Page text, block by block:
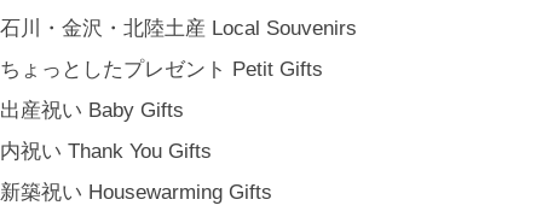
石川・金沢・北陸土産 Local Souvenirs
ちょっとしたプレゼント Petit Gifts
出産祝い Baby Gifts
内祝い Thank You Gifts
新築祝い Housewarming Gifts
カーサ・ルア] 石川県金沢市尾張町2-14-20 八百萬本舗 内 casa rua / A
RU / icca / icca nicca Home Page Production & Photos by rua., co. ltd
[ MENU ]
HOME
SHOPPING GUIDE